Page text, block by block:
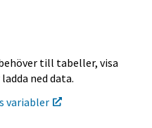
till tabeller, visa
ned data.
variabler